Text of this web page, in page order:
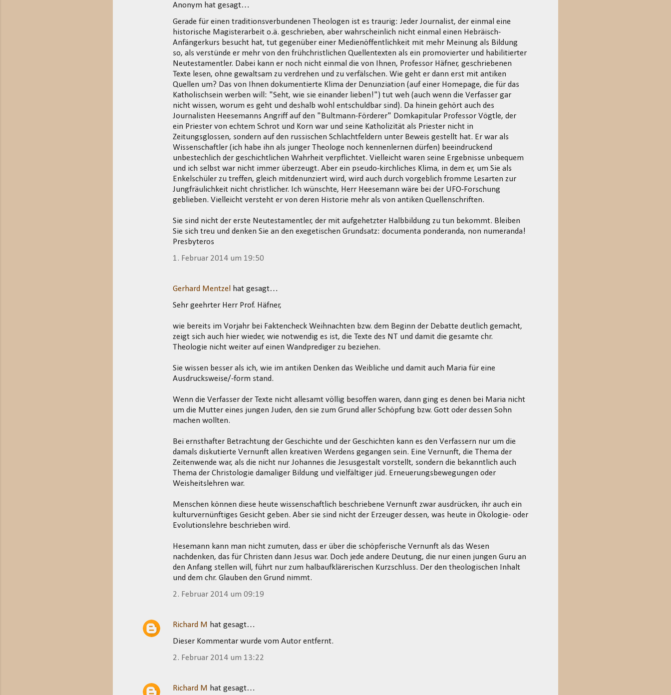
Anonym hat gesagt…
Gerade für einen traditionsverbundenen Theologen ist es traurig: Jeder Journalist, der einmal eine
historische Magisterarbeit o.ä. geschrieben, aber wahrscheinlich nicht einmal einen Hebräisch-
Anfängerkurs besucht hat, tut gegenüber einer Medienöffentlichkeit mit mehr Meinung als Bildung
so, als verstünde er mehr von den frühchristlichen Quellentexten als ein promovierter und habilitierter
Neutestamentler. Dabei kann er noch nicht einmal die von Ihnen, Professor Häfner, geschriebenen
Texte lesen, ohne gewaltsam zu verdrehen und zu verfälschen. Wie geht er dann erst mit antiken
Quellen um? Das von Ihnen dokumentierte Klima der Denunziation (auf einer Homepage, die für das
Katholischsein werben will: "Seht, wie sie einander lieben!") tut weh (auch wenn die Verfasser gar
nicht wissen, worum es geht und deshalb wohl entschuldbar sind). Da hinein gehört auch des
Journalisten Heesemanns Angriff auf den "Bultmann-Förderer" Domkapitular Professor Vögtle, der
ein Priester von echtem Schrot und Korn war und seine Katholizität als Priester nicht in
Zeitungsglossen, sondern auf den russischen Schlachtfeldern unter Beweis gestellt hat. Er war als
Wissenschaftler (ich habe ihn als junger Theologe noch kennenlernen dürfen) beeindruckend
unbestechlich der geschichtlichen Wahrheit verpflichtet. Vielleicht waren seine Ergebnisse unbequem
und ich selbst war nicht immer überzeugt. Aber ein pseudo-kirchliches Klima, in dem er, um Sie als
Enkelschüler zu treffen, gleich mitdenunziert wird, wird auch durch vorgeblich fromme Lesarten zur
Jungfräulichkeit nicht christlicher. Ich wünschte, Herr Heesemann wäre bei der UFO-Forschung
geblieben. Vielleicht versteht er von deren Historie mehr als von antiken Quellenschriften.
Sie sind nicht der erste Neutestamentler, der mit aufgehetzter Halbbildung zu tun bekommt. Bleiben
Sie sich treu und denken Sie an den exegetischen Grundsatz: documenta ponderanda, non numeranda!
Presbyteros
1. Februar 2014 um 19:50
Gerhard Mentzel
hat gesagt…
Sehr geehrter Herr Prof. Häfner,
wie bereits im Vorjahr bei Faktencheck Weihnachten bzw. dem Beginn der Debatte deutlich gemacht,
zeigt sich auch hier wieder, wie notwendig es ist, die Texte des NT und damit die gesamte chr.
Theologie nicht weiter auf einen Wandprediger zu beziehen.
Sie wissen besser als ich, wie im antiken Denken das Weibliche und damit auch Maria für eine
Ausdrucksweise/-form stand.
Wenn die Verfasser der Texte nicht allesamt völlig besoffen waren, dann ging es denen bei Maria nicht
um die Mutter eines jungen Juden, den sie zum Grund aller Schöpfung bzw. Gott oder dessen Sohn
machen wollten.
Bei ernsthafter Betrachtung der Geschichte und der Geschichten kann es den Verfassern nur um die
damals diskutierte Vernunft allen kreativen Werdens gegangen sein. Eine Vernunft, die Thema der
Zeitenwende war, als die nicht nur Johannes die Jesusgestalt vorstellt, sondern die bekanntlich auch
Thema der Christologie damaliger Bildung und vielfältiger jüd. Erneuerungsbewegungen oder
Weisheitslehren war.
Menschen können diese heute wissenschaftlich beschriebene Vernunft zwar ausdrücken, ihr auch ein
kulturvernünftiges Gesicht geben. Aber sie sind nicht der Erzeuger dessen, was heute in Ökologie- oder
Evolutionslehre beschrieben wird.
Hesemann kann man nicht zumuten, dass er über die schöpferische Vernunft als das Wesen
nachdenken, das für Christen dann Jesus war. Doch jede andere Deutung, die nur einen jungen Guru an
den Anfang stellen will, führt nur zum halbaufklärerischen Kurzschluss. Der den theologischen Inhalt
und dem chr. Glauben den Grund nimmt.
2. Februar 2014 um 09:19
Richard M hat gesagt…
Dieser Kommentar wurde vom Autor entfernt.
2. Februar 2014 um 13:22
Richard M hat gesagt…